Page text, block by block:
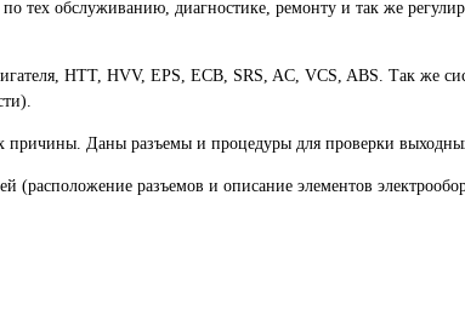
тех обслуживанию, диагностике, ремонту и так же
HTT, HVV, EPS, ECB, SRS, AC, VCS, ABS. Так же
Даны разъемы и процедуры для проверки
разъемов и описание элементов